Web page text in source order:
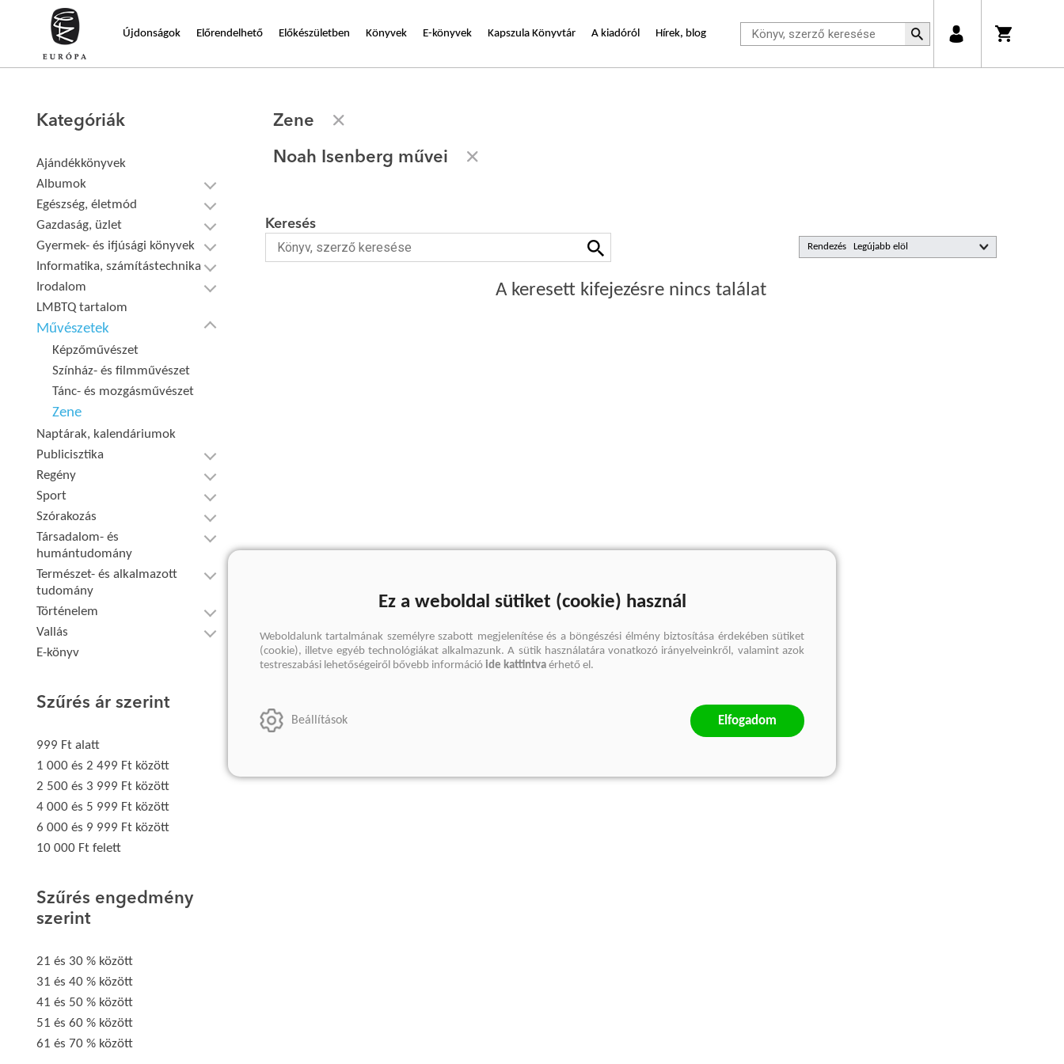
Újdonságok Előrendelhető Előkészületben Könyvek E-könyvek Kapszula Könyvtár A kiadóról Hírek, blog
Kategóriák
Ajándékkönyvek
Albumok
Egészség, életmód
Gazdaság, üzlet
Gyermek- és ifjúsági könyvek
Informatika, számítástechnika
Irodalom
LMBTQ tartalom
Művészetek
Képzőművészet
Színház- és filmművészet
Tánc- és mozgásművészet
Zene
Naptárak, kalendáriumok
Publicisztika
Regény
Sport
Szórakozás
Társadalom- és
humántudomány
Természet- és alkalmazott
tudomány
Történelem
Vallás
E-könyv
Szűrés ár szerint
999 Ft alatt
1 000 és 2 499 Ft között
2 500 és 3 999 Ft között
4 000 és 5 999 Ft között
6 000 és 9 999 Ft között
10 000 Ft felett
Szűrés engedmény
szerint
21 és 30 % között
31 és 40 % között
41 és 50 % között
51 és 60 % között
61 és 70 % között
Zene
Noah Isenberg művei
Rendezés
Keresés
A keresett kifejezésre nincs találat
Ez a weboldal sütiket (cookie) használ
Weboldalunk tartalmának személyre szabott megjelenítése és a böngészési élmény biztosítása érdekében sütiket
(cookie), illetve egyéb technológiákat alkalmazunk. A sütik használatára vonatkozó irányelveinkről, valamint azok
testreszabási lehetőségeiről bővebb információ ide kattintva érhető el.
Beállítások Elfogadom